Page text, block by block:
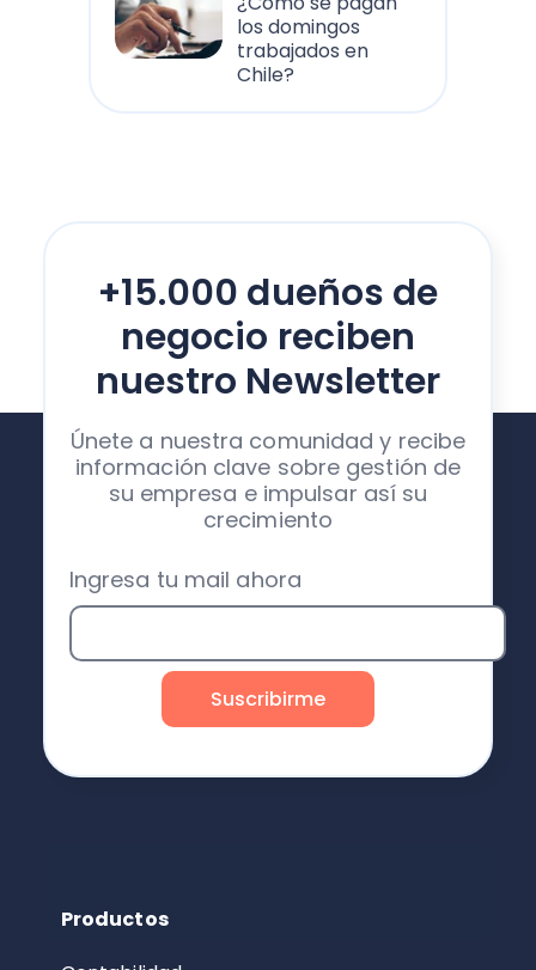
los domingos
trabajados en
Chile?
+15.000 dueños de
negocio reciben
nuestro Newsletter
Únete a nuestra comunidad y recibe
información clave sobre gestión de
su empresa e impulsar así su
crecimiento
Ingresa tu mail ahora
Productos